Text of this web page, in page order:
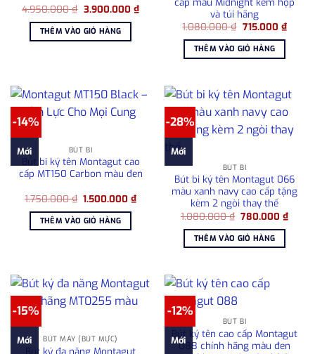
4.950.000₫ Giá
là:
4.950.000 ₫.
3.900.000 ₫Giá
3.900.000 ₫.
THÊM VÀO GIỎ HÀNG
và túi hãng
1.080.000₫ Giá
là:
1.080.000 ₫.
715.000 ₫Giá
THÊM VÀO GIỎ HÀNG
-14%
Mới BÚT BI
Bút bi ký tên Montagut cao
cấp MT150 Carbon màu đen
1.750.000₫ Giá
là:
1.750.000 ₫.
1.500.000₫Giá
hiện
1.500.000 ₫.
THÊM VÀO GIỎ HÀNG
-28%
Mới
BÚT BI
Bút bi ký tên Montagut 066
màu xanh navy cao cấp tặng
kèm 2 ngòi thay thế
1.080.000₫ Giá
là:
1.080.000 ₫.
780.000₫Giá
hiện
THÊM VÀO GIỎ HÀNG
-15%
Mới BÚT MÁY (BÚT MỰC)
Bút ký đa năng Montagut
-12%
Mới
BÚT BI
Bút ký tên cao cấp Montagut
088 chính hãng màu đen